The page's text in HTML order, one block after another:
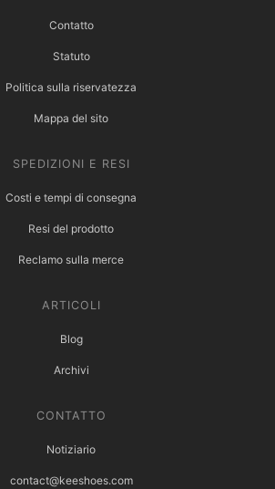
Contatto
Statuto
Politica sulla riservatezza
Mappa del sito
SPEDIZIONI E RESI
Costi e tempi di consegna
Resi del prodotto
Reclamo sulla merce
ARTICOLI
Blog
Archivi
CONTATTO
Notiziario
contact@keeshoes.com